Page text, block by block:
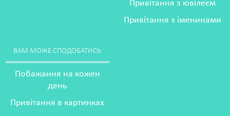
Привітання з ювілеєм
Привітання з іменинами
ВАМ МОЖЕ СПОДОБАТИСЬ
Побажання на кожен
день
Привітання в картинках